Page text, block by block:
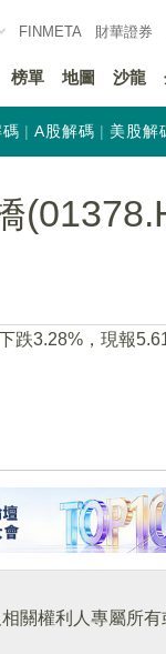
FINMETA 財華證券
榜單 地圖 沙龍
A股解碼 美股解
跌3.28%，現報
關權利人專屬所有